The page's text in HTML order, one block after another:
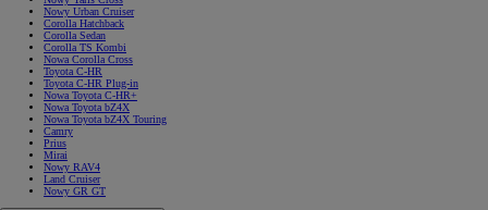
Nowy Urban Cruiser
Corolla Hatchback
Corolla Sedan
Corolla TS Kombi
Nowa Corolla Cross
Toyota C-HR
Toyota C-HR Plug-in
Nowa Toyota C-HR+
Nowa Toyota bZ4X
Nowa Toyota bZ4X Touring
Camry
Prius
Mirai
Nowy RAV4
Land Cruiser
Nowy GR GT